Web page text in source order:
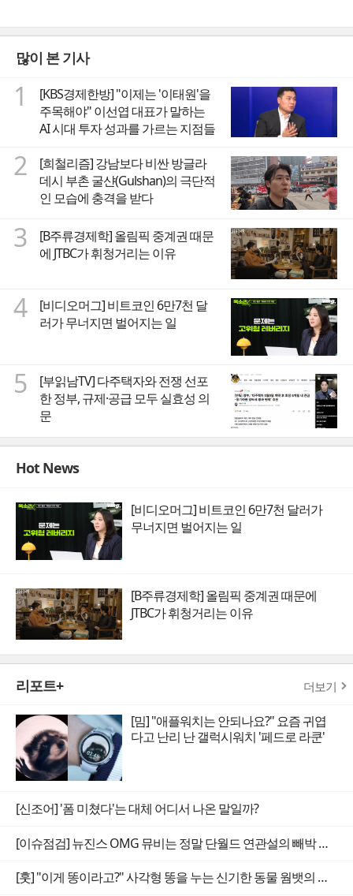
많이 본 기사
1
[KBS경제한방] "이제는 '이태원'을
주목해야" 이선엽 대표가 말하는
AI 시대 투자 성과를 가르는 지점들
2
[희철리즘] 강남보다 비싼 방글라
데시 부촌 굴샨(Gulshan)의 극단적
인 모습에 충격을 받다
3
[B주류경제학] 올림픽 중계권 때문
에 JTBC가 휘청거리는 이유
4
[비디오머그] 비트코인 6만7천 달
러가 무너지면 벌어지는 일
5
[부읽남TV] 다주택자와 전쟁 선포
한 정부, 규제·공급 모두 실효성 의
문
Hot News
[비디오머그] 비트코인 6만7천 달러가
무너지면 벌어지는 일
[B주류경제학] 올림픽 중계권 때문에
JTBC가 휘청거리는 이유
리포트+ 더보기
[밈] "애플워치는 안되나요?" 요즘 귀엽
다고 난리 난 갤럭시워치 '페드로 라쿤'
[신조어] '폼 미쳤다'는 대체 어디서 나온 말일까?
[이슈점검] 뉴진스 OMG 뮤비는 정말 단월드 연관설의 빼박 증거일까
[훗] "이게 똥이라고?" 사각형 똥을 누는 신기한 동물 웜뱃의 비밀